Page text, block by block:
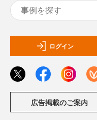
ログイン
広告掲載のご案内